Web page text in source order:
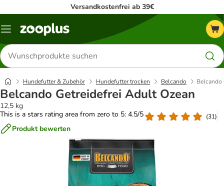
Versandkostenfrei ab 39€
Menü
Produkte
suchen
Hundefutter & Zubehör Hundefutter trocken Belcando Belcando
Belcando Getreidefrei Adult Ozean
12,5 kg
This is a stars rating area from zero to 5: 4.5/5
(31)
Produkt bewerten